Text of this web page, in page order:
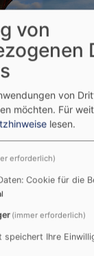
Außenorten
von
von
möchten. Für
lesen.
erforderlich)
Cookie für die
(immer erforderlich)
speichert Ihre